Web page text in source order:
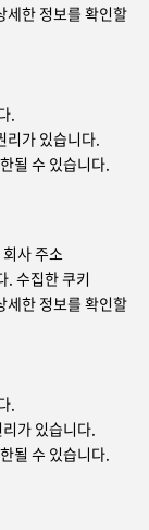
한 정보를 확인할
.
가 있습니다.
될 수 있습니다.
사 주소
. 수집한 쿠키
한 정보를 확인할
.
가 있습니다.
될 수 있습니다.